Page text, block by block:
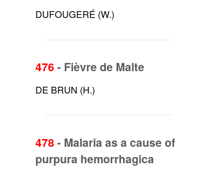
DUFOUGERÉ (W.)
476 - Fièvre de Malte
DE BRUN (H.)
478 - Malaria as a cause of
purpura hemorrhagica